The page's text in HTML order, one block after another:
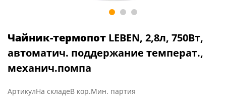
Чайник-термопот LEBEN, 2,8л, 750Вт,
автоматич. поддержание температ.,
механич.помпа
АртикулНа складеВ кор.Мин. партия